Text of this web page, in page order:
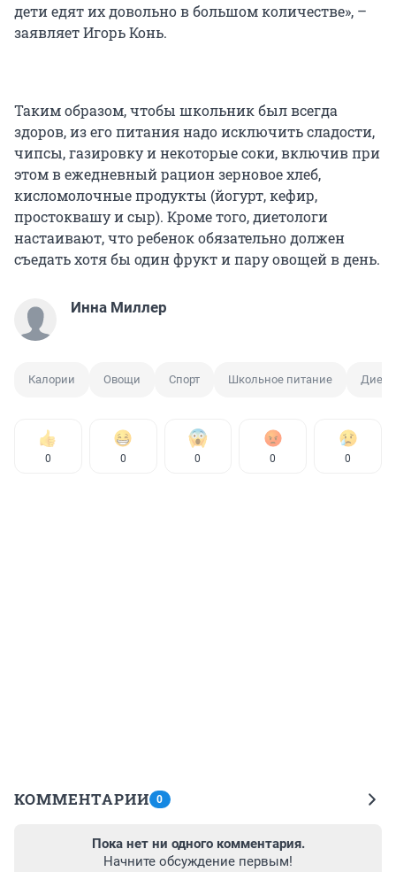
дети едят их довольно в большом количестве», –
заявляет Игорь Конь.
Таким образом, чтобы школьник был всегда
здоров, из его питания надо исключить сладости,
чипсы, газировку и некоторые соки, включив при
этом в ежедневный рацион зерновое хлеб,
кисломолочные продукты (йогурт, кефир,
простоквашу и сыр). Кроме того, диетологи
настаивают, что ребенок обязательно должен
съедать хотя бы один фрукт и пару овощей в день.
Инна Миллер
Калории Овощи Спорт Школьное питание Диета
0 0 0 0 0
КОММЕНТАРИИ 0
Пока нет ни одного комментария.
Начните обсуждение первым!